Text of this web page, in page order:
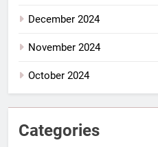
December 2024
November 2024
October 2024
Categories